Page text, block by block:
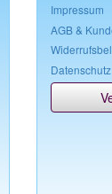
Impressum
AGB &
Datenschutz